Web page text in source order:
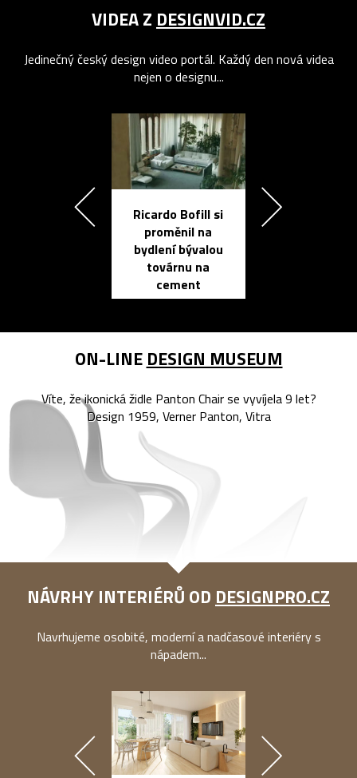
VIDEA Z DESIGNVID.CZ
Jedinečný český design video portál. Každý den nová videa
nejen o designu...
Ricardo Bofill si
proměnil na
bydlení bývalou
továrnu na
cement
ON-LINE DESIGN MUSEUM
Víte, že ikonická židle Panton Chair se vyvíjela 9 let?
Design 1959, Verner Panton, Vitra
NÁVRHY INTERIÉRŮ OD DESIGNPRO.CZ
Navrhujeme osobité, moderní a nadčasové interiéry s
nápadem...